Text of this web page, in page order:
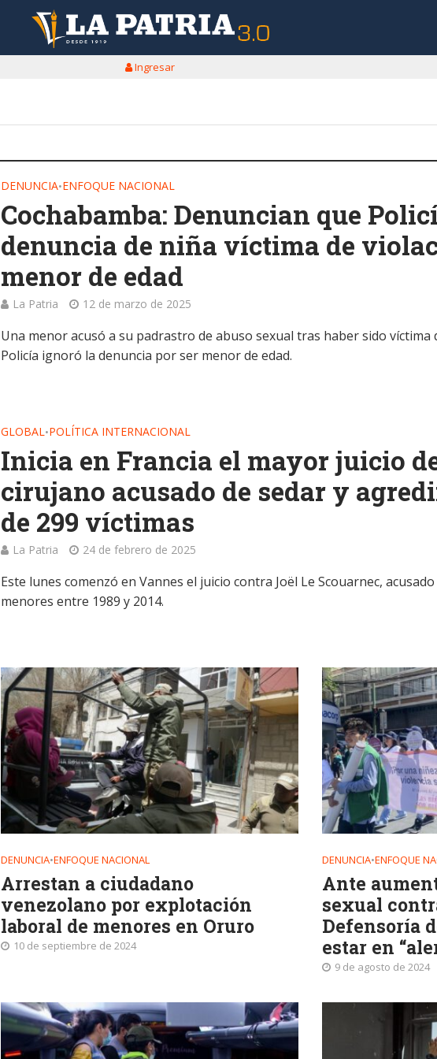
Ingresar
DENUNCIA•ENFOQUE NACIONAL
Cochabamba: Denuncian que
denuncia de niña víctima de
menor de edad
La Patria 12 de marzo de 2025
Una menor acusó a su padrastro de abuso sexual tras haber sido víctima
Policía ignoró la denuncia por ser menor de edad.
GLOBAL•POLÍTICA INTERNACIONAL
Inicia en Francia el mayor juicio
cirujano acusado de sedar y
de 299 víctimas
La Patria 24 de febrero de 2025
Este lunes comenzó en Vannes el juicio contra Joël Le Scouarnec,
menores entre 1989 y 2014.
DENUNCIA•ENFOQUE NACIONAL
Arrestan a ciudadano
venezolano por explotación
laboral de menores en Oruro
10 de septiembre de 2024
DENUNCIA•ENFOQUE
Ante
sexual
Defensoría
estar en
9 de agosto de 2024